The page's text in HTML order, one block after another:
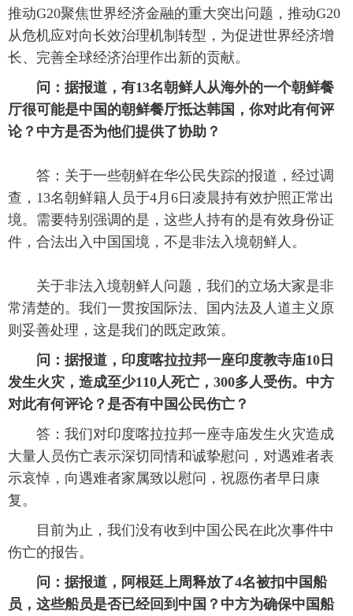
推动G20聚焦世界经济金融的重大突出问题，推动G20
从危机应对向长效治理机制转型，为促进世界经济增
长、完善全球经济治理作出新的贡献。
问：据报道，有13名朝鲜人从海外的一个朝鲜餐
厅很可能是中国的朝鲜餐厅抵达韩国，你对此有何评
论？中方是否为他们提供了协助？
答：关于一些朝鲜在华公民失踪的报道，经过调
查，13名朝鲜籍人员于4月6日凌晨持有效护照正常出
境。需要特别强调的是，这些人持有的是有效身份证
件，合法出入中国国境，不是非法入境朝鲜人。
关于非法入境朝鲜人问题，我们的立场大家是非
常清楚的。我们一贯按国际法、国内法及人道主义原
则妥善处理，这是我们的既定政策。
问： 据报道，印度喀拉拉邦一座印度教寺庙10日
发生火灾，造成至少110人死亡，300多人受伤。中方
对此有何评论？是否有中国公民伤亡？
答：我们对印度喀拉拉邦一座寺庙发生火灾造成
大量人员伤亡表示深切同情和诚挚慰问，对遇难者表
示哀悼，向遇难者家属致以慰问，祝愿伤者早日康
复。
目前为止，我们没有收到中国公民在此次事件中
伤亡的报告。
问：据报道，阿根廷上周释放了4名被扣中国船
员，这些船员是否已经回到中国？中方为确保中国船